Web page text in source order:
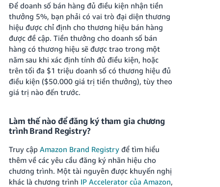
Để doanh số bán hàng đủ điều kiện nhận tiền
thưởng 5%, bạn phải có vai trò đại diện thương
hiệu được chỉ định cho thương hiệu bán hàng
được đề cập. Tiền thưởng cho doanh số bán
hàng có thương hiệu sẽ được trao trong một
năm sau khi xác định tính đủ điều kiện, hoặc
trên tối đa $1 triệu doanh số có thương hiệu đủ
điều kiện ($50.000 giá trị tiền thưởng), tùy theo
giá trị nào đến trước.
Làm thế nào để đăng ký tham gia chương
trình Brand Registry?
Truy cập Amazon Brand Registryđể tìm hiểu
thêm về các yêu cầu đăng ký nhãn hiệu cho
chương trình. Một tài nguyên được khuyến nghị
khác là chương trình IP Accelerator của Amazon,